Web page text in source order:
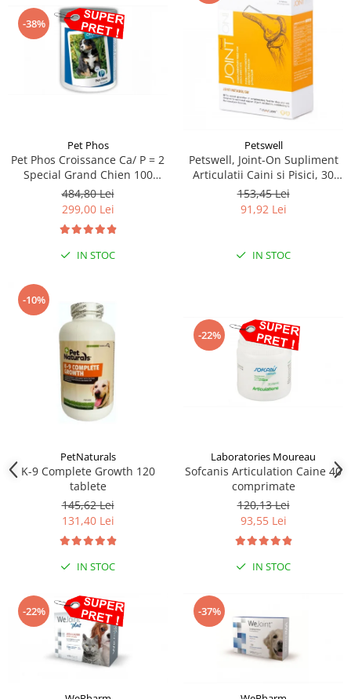
-38%
Pet Phos
Pet Phos Croissance Ca/ P = 2
Special Grand Chien 100
tablete
484,80 Lei
299,00 Lei
IN STOC
Petswell
Petswell, Joint-On Supliment
Articulatii Caini si Pisici, 30
tablete
153,45 Lei
91,92 Lei
IN STOC
-10%
PetNaturals
K-9 Complete Growth 120
tablete
145,62 Lei
131,40 Lei
IN STOC
-22%
Laboratories Moureau
Sofcanis Articulation Caine 40
comprimate
120,13 Lei
93,55 Lei
IN STOC
-22% -37%